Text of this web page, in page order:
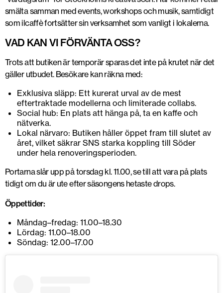
smälta samman med events, workshops och musik, samtidigt
som ilcaffè fortsätter sin verksamhet som vanligt i lokalerna.
VAD KAN VI FÖRVÄNTA OSS?
Trots att butiken är temporär sparas det inte på krutet när det
gäller utbudet. Besökare kan räkna med:
Exklusiva släpp: Ett kurerat urval av de mest
eftertraktade modellerna och limiterade collabs.
Social hub: En plats att hänga på, ta en kaffe och
nätverka.
Lokal närvaro: Butiken håller öppet fram till slutet av
året, vilket säkrar SNS starka koppling till Söder
under hela renoveringsperioden.
Portarna slår upp på torsdag kl. 11.00, se till att vara på plats
tidigt om du är ute efter säsongens hetaste drops.
Öppettider:
Måndag–fredag: 11.00–18.30
Lördag: 11.00–18.00
Söndag: 12.00–17.00